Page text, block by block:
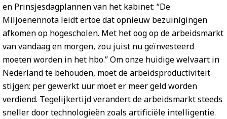
en Prinsjesdagplannen van het kabinet: “De
Miljoenennota leidt ertoe dat opnieuw bezuinigingen
afkomen op hogescholen. Met het oog op de arbeidsmarkt
van vandaag en morgen, zou juist nu geïnvesteerd
moeten worden in het hbo.” Om onze huidige welvaart in
Nederland te behouden, moet de arbeidsproductiviteit
stijgen: per gewerkt uur moet er meer geld worden
verdiend. Tegelijkertijd verandert de arbeidsmarkt steeds
sneller door technologieën zoals artificiële intelligentie.